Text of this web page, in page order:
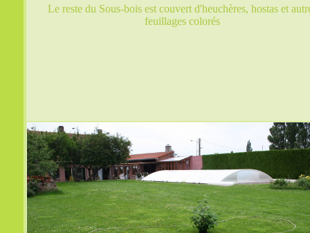
Le reste du Sous-bois est couvert d'heuchères, hostas et
feuillages colorés